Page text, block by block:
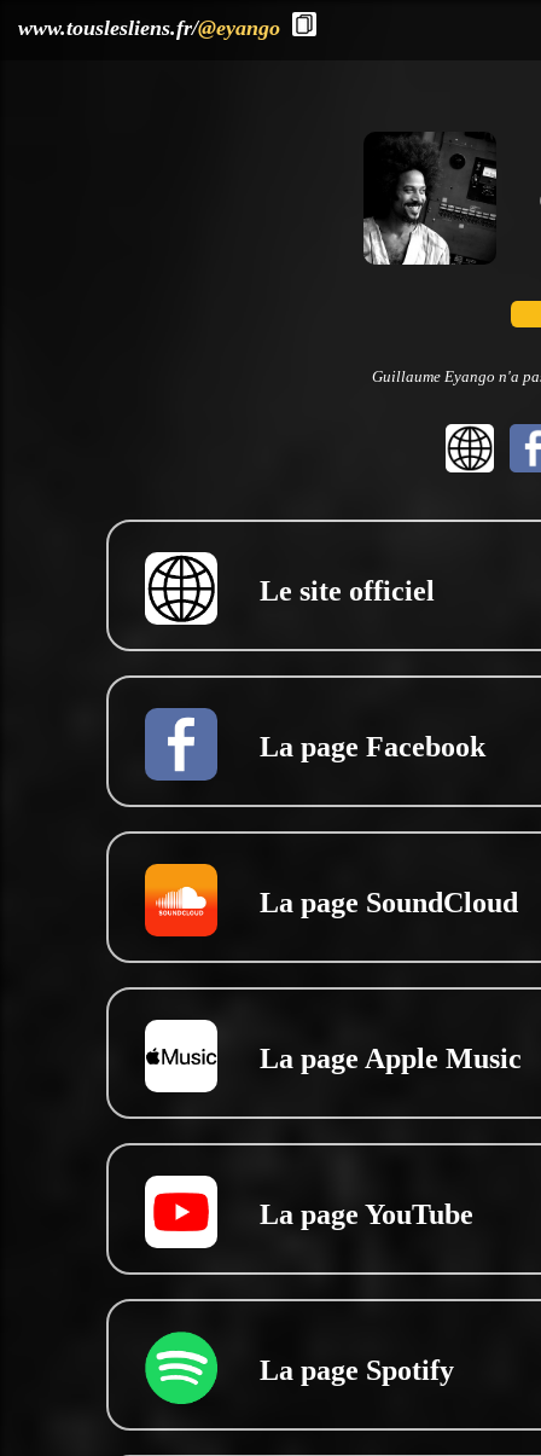
www.touslesliens.fr/@eyango
Guillaume Eyango n'a
Le site officiel
La page Facebook
La page SoundCloud
La page Apple Music
La page YouTube
La page Spotify